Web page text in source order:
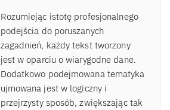
Rozumiejąc istotę profesjonalnego
podejścia do poruszanych
zagadnień, każdy tekst tworzony
jest w oparciu o wiarygodne dane.
Dodatkowo podejmowana tematyka
ujmowana jest w logiczny i
przejrzysty sposób, zwiększając tak